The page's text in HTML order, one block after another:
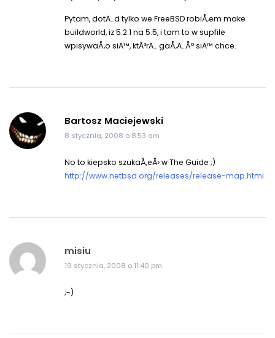
Pytam, dotÄ…d tylko we FreeBSD robiÅ‚em make
buildworld, iz 5.2.1 na 5.5, i tam to w supfile
wpisywaÅ‚o siÄ™, ktÃ³rÄ… gaÅ‚Ä…Åº siÄ™ chce.
Bartosz Maciejewski
8 stycznia, 2008 o 8:53 am
No to kiepsko szukaÅ‚eÅ› w The Guide ;)
http://www.netbsd.org/releases/release-map.html
misiu
19 stycznia, 2008 o 11:40 pm
;-)